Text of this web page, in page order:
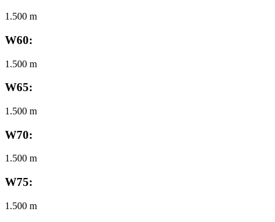
1.500 m
W60:
1.500 m
W65:
1.500 m
W70:
1.500 m
W75:
1.500 m